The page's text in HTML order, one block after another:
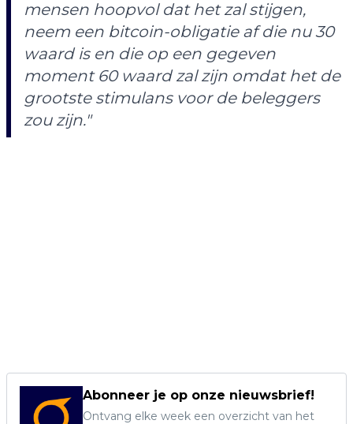
mensen hoopvol dat het zal stijgen,
neem een bitcoin-obligatie af die nu 30
waard is en die op een gegeven
moment 60 waard zal zijn omdat het de
grootste stimulans voor de beleggers
zou zijn."
Abonneer je op onze nieuwsbrief!
Ontvang elke week een overzicht van het